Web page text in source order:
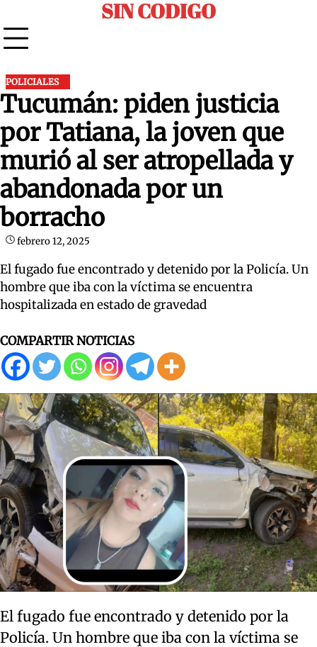
to
content
SIN CODIGO
POLICIALES
Tucumán: piden justicia
por Tatiana, la joven que
murió al ser atropellada y
abandonada por un
borracho
febrero 12, 2025
El fugado fue encontrado y detenido por la Policía. Un
hombre que iba con la víctima se encuentra
hospitalizada en estado de gravedad
COMPARTIR NOTICIAS
El fugado fue encontrado y detenido por la
Policía. Un hombre que iba con la víctima se